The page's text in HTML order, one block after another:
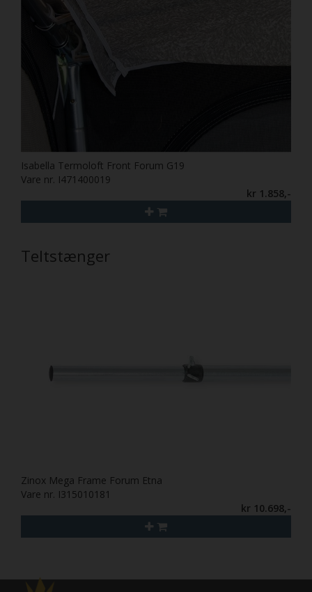
Isabella Termoloft Front Forum G19
Vare nr. I471400019
kr 1.858,-
Teltstænger
Zinox Mega Frame Forum Etna
Vare nr. I315010181
kr 10.698,-